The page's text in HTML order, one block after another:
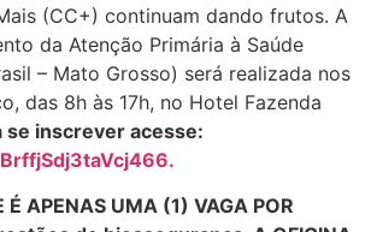
(CC+) continuam dando frutos. A
da Atenção Primária à Saúde
– Mato Grosso) será realizada nos
das 8h às 17h, no Hotel Fazenda
se inscrever acesse:
É APENAS UMA (1) VAGA POR